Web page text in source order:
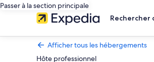
Passer à la section principale
Rechercher
Afficher tous les hébergements
Hôte professionnel